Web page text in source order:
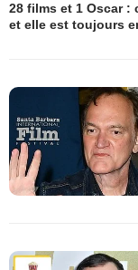
28 films et 1 Oscar :
et elle est toujours